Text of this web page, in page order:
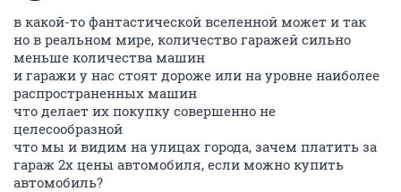
в какой-то фантастической вселенной может и так
но в реальном мире, количество гаражей сильно
меньше количества машин
и гаражи у нас стоят дороже или на уровне наиболее
распространенных машин
что делает их покупку совершенно не
целесообразной
что мы и видим на улицах города, зачем платить за
гараж 2х цены автомобиля, если можно купить
автомобиль?